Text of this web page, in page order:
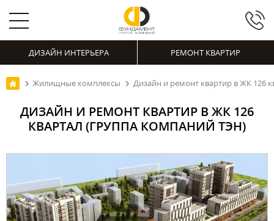
ДИЗАЙН ИНТЕРЬЕРА РЕМОНТ КВАРТИР
Жилищные комплексы Дизайн и ремонт квартир в ЖК 126
ДИЗАЙН И РЕМОНТ КВАРТИР В ЖК 126
КВАРТАЛ (ГРУППА КОМПАНИЙ ТЭН)